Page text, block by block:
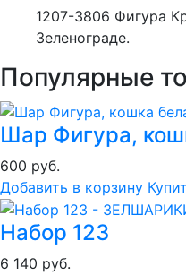
1207-3806 Фигура
Зеленограде.
Популярные
Шар Фигура,
600 руб.
Добавить в корзину
Набор 123
6 140 руб.